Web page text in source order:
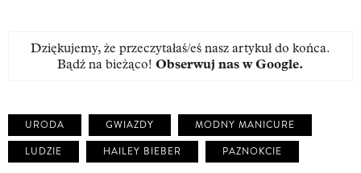
Dziękujemy, że przeczytałaś/eś nasz artykuł do końca.
Bądź na bieżąco! Obserwuj nas w Google.
URODA GWIAZDY
MODNY MANICURE
LUDZIE
HAILEY BIEBER PAZNOKCIE